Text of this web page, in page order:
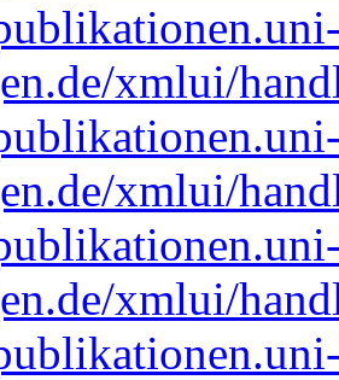
xmlui/
xmlui/
xmlui/